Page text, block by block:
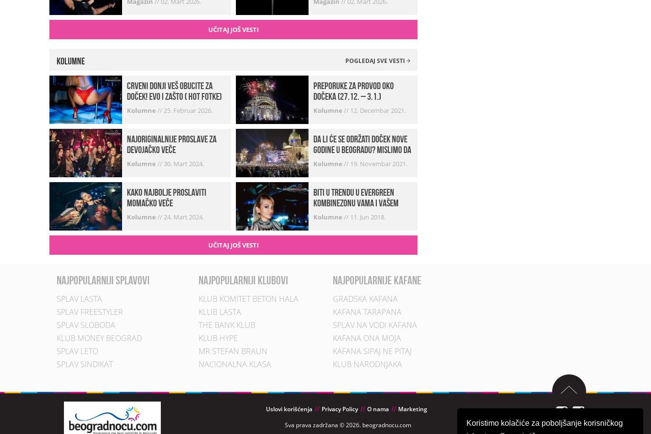
Koristimo kolačiće za poboljšanje korisničkog
UČITAJ JOŠ VESTI
Kolumne POGLEDAJ SVE VESTI
Crveni donji veš obucite za
doček! Evo i zašto ( hot fotke)
Kolumne //25. Februar 2026.
Najoriginalnije proslave za
devojačko veče
Kolumne // 30. Mart 2024.
Kako najbolje proslaviti
momačko veče
Kolumne //24. Mart 2024.
Preporuke za provod oko
dočeka (27.12. – 3.1.)
Kolumne // 12. Decembar 2021.
Da li će se održati doček Nove
godine u Beogradu? Mislimo da
imamo jako DOBRE VESTI!
Kolumne // 19. Novembar 2021.
Biti u trendu u Evergreen
kombinezonu vama i vašem
frendu
Kolumne // 11. Jun 2018.
UČITAJ JOŠ VESTI
najpopularniji splavovi
SPLAV LASTA
SPLAV FREESTYLER
SPLAV SLOBODA
KLUB MONEY BEOGRAD
SPLAV LETO
SPLAV SINDIKAT
najpopularniji klubovi
KLUB KOMITET BETON HALA
KLUB LASTA
THE BANK KLUB
KLUB HYPE
MR STEFAN BRAUN
NACIONALNA KLASA
najpopularnije kafane
GRADSKA KAFANA
KAFANA TARAPANA
SPLAV NA VODI KAFANA
KAFANA ONA MOJA
KAFANA SIPAJ NE PITAJ
KLUB NARODNJAKA
Uslovi korišćenja Privacy Policy O nama
Marketing
Sva prava zadržana © 2026. beogradnocu.com